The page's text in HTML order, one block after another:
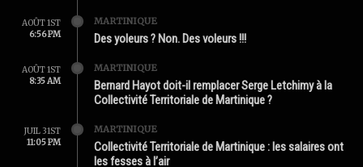
AOÛT 1ST
6:56 PM
MARTINIQUE
Des yoleurs ? Non. Des voleurs !!!
AOÛT 1ST
8:35 AM
MARTINIQUE
Bernard Hayot doit-il remplacer Serge Letchimy à la
Collectivité Territoriale de Martinique ?
JUIL 31ST
11:05 PM
MARTINIQUE
Collectivité Territoriale de Martinique : les salaires ont
les fesses à l’air